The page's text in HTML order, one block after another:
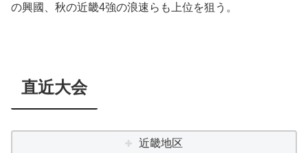
の興國、秋の近畿4強の浪速らも上位を狙う。
直近大会
近畿地区